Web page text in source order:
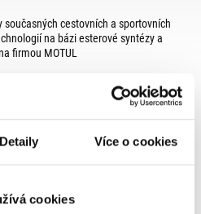
Detaily Více o cookies
cookies
cestovních a sportovních
na bázi esterové syntézy a
firmou MOTUL
cestovní moto, motokros, enduro.
MA2